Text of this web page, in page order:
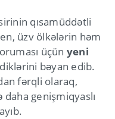
qısamüddətli
üzv ölkələrin həm
üçün yeni
bəyan edib.
fərqli olaraq,
daha genişmiqyaslı